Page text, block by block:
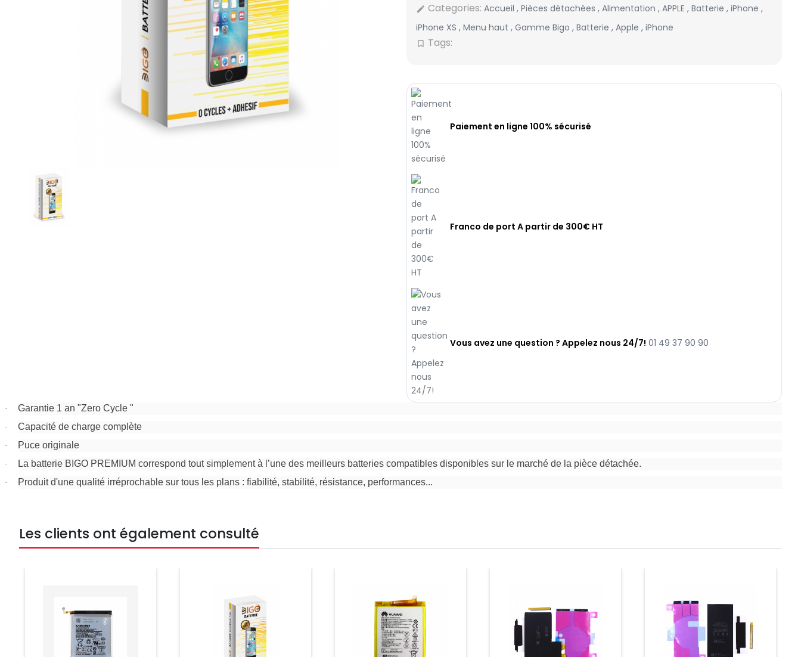
edit Categories: Accueil , Pièces détachées , Alimentation , APPLE , Batterie , iPhone ,
iPhone XS , Menu haut , Gamme Bigo , Batterie , Apple , iPhone
bookmark_border Tags:
Paiement en ligne 100% sécurisé
Franco de port A partir de 300€ HT
Vous avez une question ? Appelez nous 24/7! 01 49 37 90 90
· Garantie 1 an "Zero Cycle "
· Capacité de charge complète
· Puce originale
· La batterie BIGO PREMIUM correspond tout simplement à l’une des meilleurs batteries compatibles disponibles sur le marché de la pièce détachée.
· Produit d'une qualité irréprochable sur tous les plans : fiabilité, stabilité, résistance, performances...
Les clients ont également consulté